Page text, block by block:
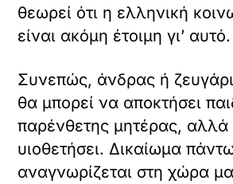
θεωρεί ότι η ελληνική
είναι ακόμη έτοιμη γι’ αυτό.
Συνεπώς, άνδρας ή
θα μπορεί να αποκτήσει
παρένθετης μητέρας, αλλά
υιοθετήσει. Δικαίωμα
αναγνωρίζεται στη χώρα